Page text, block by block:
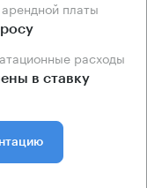
арендной платы
расходы
в ставку